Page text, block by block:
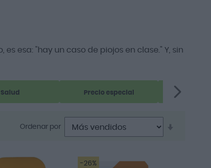
esa: "hay un caso de piojos en clase." Y, sin
Salud Precio especial
Ordenar por
-26%